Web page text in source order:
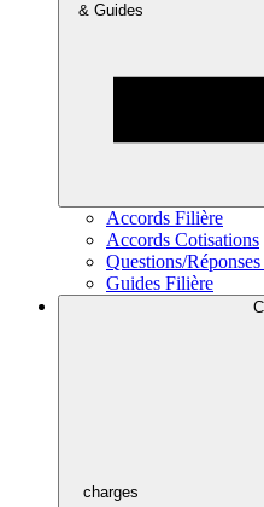
& Guides
Accords Filière
Accords Cotisations
Questions/
Guides Filière
charges